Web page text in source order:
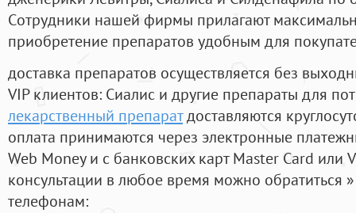
Cотрудники нашей фирмы прилагают
приобретение препаратов удобным для
доставка препаратов осуществляется без
VIP клиентов: Сиалис и другие препараты для
лекарственный препаратдоставляются
оплата принимаются через электронные
Web Money и с банковских карт Master Card или
консультации в любое время можно обратиться
телефонам: